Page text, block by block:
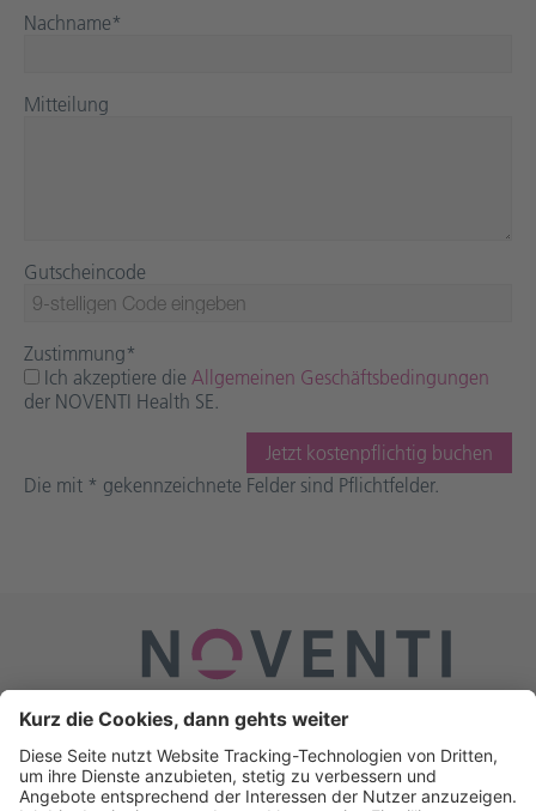
Nachname*
Mitteilung
Gutscheincode
Zustimmung*
Ich akzeptiere die Allgemeinen Geschäftsbedingungen
der NOVENTI Health SE.
Die mit * gekennzeichnete Felder sind Pflichtfelder.